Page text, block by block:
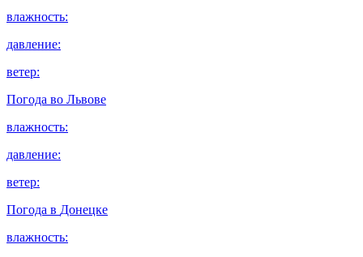
влажность:
давление:
ветер:
Погода во Львове
влажность:
давление:
ветер:
Погода в Донецке
влажность: